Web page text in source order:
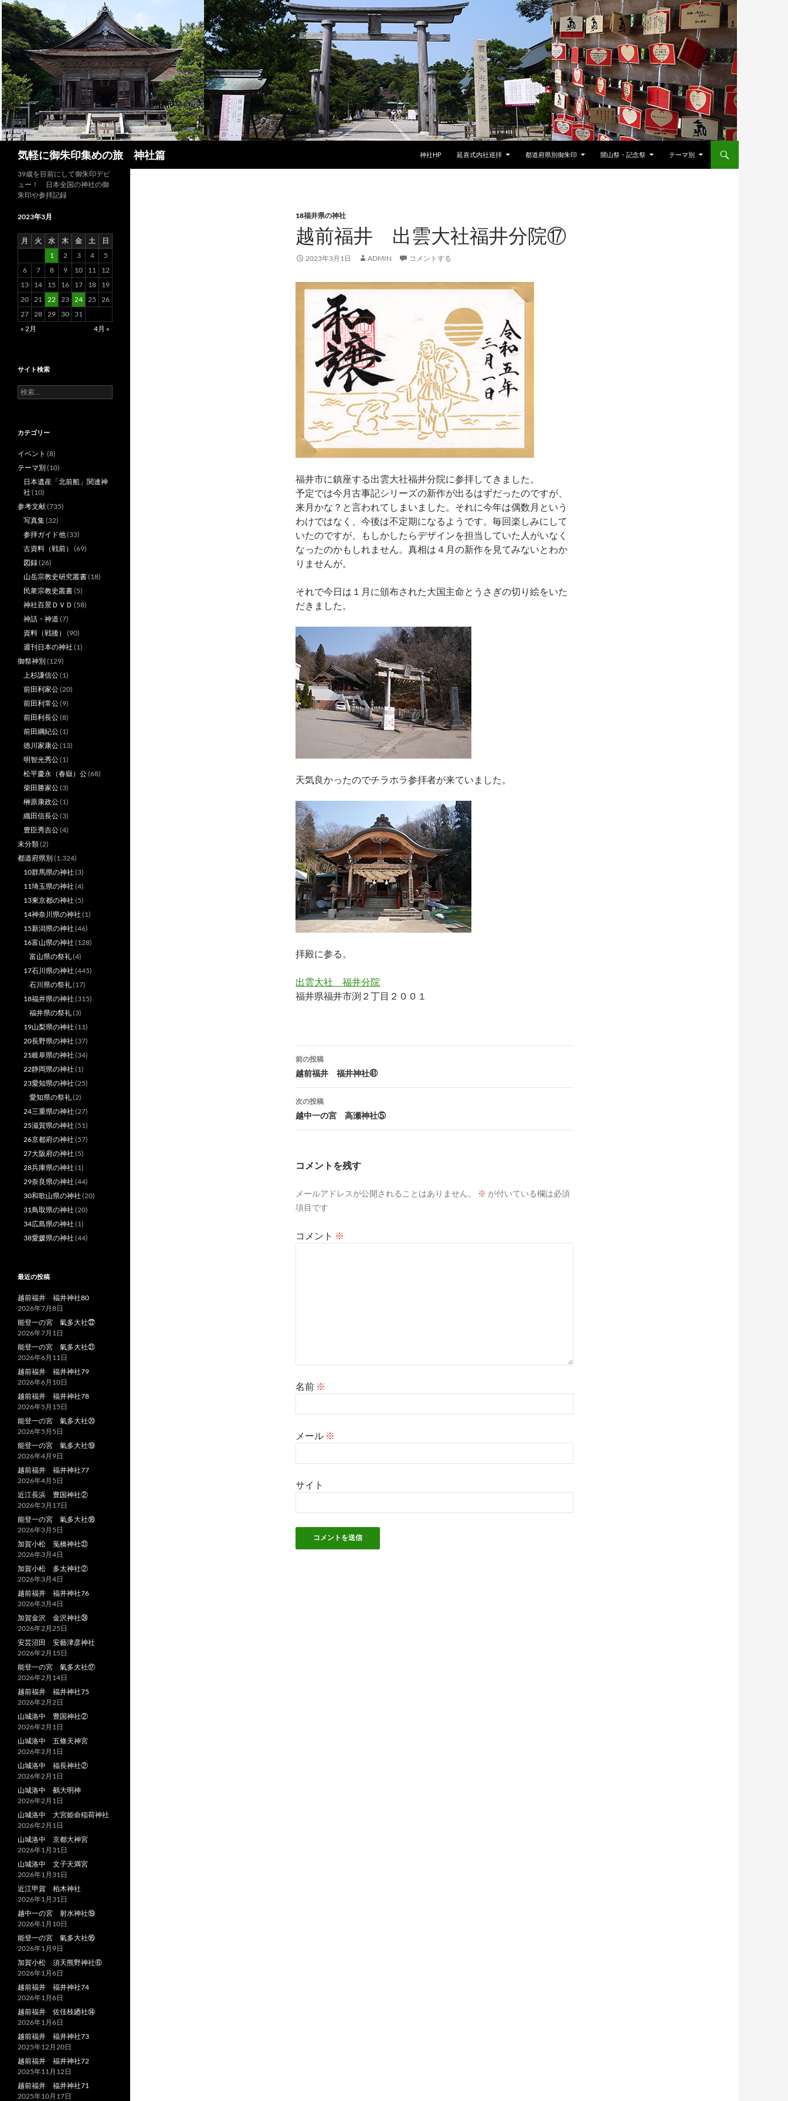
コ
ン
テ
ン
ツ
へ
ス
キ
ッ
プ
気軽に御朱印集めの旅 神社篇 神社HP 延喜式内社巡拝 都道府県別御朱印 開山祭・記念祭 テーマ別
18福井県の神社
越前福井 出雲大社福井分院⑰
2023年3月1日 ADMIN コメントする
福井市に鎮座する出雲大社福井分院に参拝してきました。
予定では今月古事記シリーズの新作が出るはずだったのですが、
来月かな？と言われてしまいました。それに今年は偶数月という
わけではなく、今後は不定期になるようです。毎回楽しみにして
いたのですが、もしかしたらデザインを担当していた人がいなく
なったのかもしれません。真相は４月の新作を見てみないとわか
りませんが。
それで今日は１月に頒布された大国主命とうさぎの切り絵をいた
だきました。
天気良かったのでチラホラ参拝者が来ていました。
拝殿に参る。
出雲大社 福井分院
福井県福井市渕２丁目２００１
投
稿
ナ
ビ
ゲ
ョ
前の投稿
越前福井 福井神社㊶
次の投稿
越中一の宮 高瀬神社⑤
コメントを残す
メールアドレスが公開されることはありません。 ※ が付いている欄は必須
項目です
コメント ※
名前 ※
メール ※
サイト
39歳を目前にして御朱印デビ
ュー！ 日本全国の神社の御
朱印や参拝記録
2023年3月
月 火 水 木 金 土
日
1
2 3 4
5
6
7 8 9 10 11
12
13
14 15 16 17 18
19
20 21 22 23 24 25
26
27 28 29 30
31
« 2月
4月 »
サイト検索
検
索:
カテゴリー
イベント (8)
テーマ別 (10)
日本遺産「北前船」関連神
社 (10)
参考文献(735)
写真集(32)
参拝ガイド他(33)
古資料（戦前） (69)
図録(26)
山岳宗教史研究叢書(18)
民衆宗教史叢書(5)
神社百景ＤＶＤ (58)
神話・神道 (7)
資料（戦後） (90)
週刊日本の神社 (1)
御祭神別 (129)
上杉謙信公(1)
前田利家公(20)
前田利常公(9)
前田利長公(8)
前田綱紀公(1)
徳川家康公(13)
明智光秀公(1)
松平慶永（春嶽）公(68)
柴田勝家公(3)
榊原康政公(1)
織田信長公(3)
豊臣秀吉公(4)
未分類(2)
都道府県別 (1,324)
10群馬県の神社 (3)
11埼玉県の神社 (4)
13東京都の神社 (5)
14神奈川県の神社 (1)
15新潟県の神社 (46)
16富山県の神社 (128)
富山県の祭礼(4)
17石川県の神社 (445)
石川県の祭礼(17)
18福井県の神社 (315)
福井県の祭礼(3)
19山梨県の神社 (11)
20長野県の神社 (37)
21岐阜県の神社 (34)
22静岡県の神社 (1)
23愛知県の神社 (25)
愛知県の祭礼(2)
24三重県の神社 (27)
25滋賀県の神社 (51)
26京都府の神社 (57)
27大阪府の神社 (5)
28兵庫県の神社 (1)
29奈良県の神社 (44)
30和歌山県の神社 (20)
31鳥取県の神社 (20)
34広島県の神社 (1)
38愛媛県の神社 (44)
最近の投稿
越前福井 福井神社80
2026年7月8日
能登一の宮 氣多大社㉒
2026年7月1日
能登一の宮 氣多大社㉑
2026年6月11日
越前福井 福井神社79
2026年6月10日
越前福井 福井神社78
2026年5月15日
能登一の宮 氣多大社⑳
2026年5月5日
能登一の宮 氣多大社⑲
2026年4月9日
越前福井 福井神社77
2026年4月5日
近江長浜 豊国神社②
2026年3月17日
能登一の宮 氣多大社⑱
2026年3月5日
加賀小松 菟橋神社㉑
2026年3月4日
加賀小松 多太神社②
2026年3月4日
越前福井 福井神社76
2026年3月4日
加賀金沢 金沢神社㉔
2026年2月25日
安芸沼田 安藝津彦神社
2026年2月15日
能登一の宮 氣多大社⑰
2026年2月14日
越前福井 福井神社75
2026年2月2日
山城洛中 豊国神社②
2026年2月1日
山城洛中 五條天神宮
2026年2月1日
山城洛中 福長神社②
2026年2月1日
山城洛中 鵺大明神
2026年2月1日
山城洛中 大宮姫命稲荷神社
2026年2月1日
山城洛中 京都大神宮
2026年1月31日
山城洛中 文子天満宮
2026年1月31日
近江甲賀 柏木神社
2026年1月31日
越中一の宮 射水神社⑲
2026年1月10日
能登一の宮 氣多大社⑯
2026年1月9日
加賀小松 須天熊野神社⑥
2026年1月6日
越前福井 福井神社74
2026年1月6日
越前福井 佐佳枝廼社⑭
2026年1月6日
越前福井 福井神社73
2025年12月20日
越前福井 福井神社72
2025年11月12日
越前福井 福井神社71
2025年10月17日